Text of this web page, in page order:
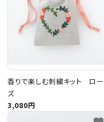
トピックス
プライバシーポリシー
香りで楽しむ刺繍キット ロー
ズ
3,080円